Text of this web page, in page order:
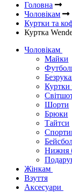
Головна
Чоловікам
Куртки та
Куртка
Чоловікам
Майки
Куртки
Шорти
Брюки
Тайтси
Нижня
Жінкам
Взуття
Аксесуари